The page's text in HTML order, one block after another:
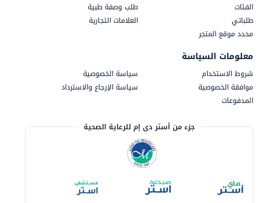
الفئات
طلب وصفة طبية
طلباتي
العلامات التجارية
محدد موقع المتجر
معلومات السياسة
شروط الاستخدام
سياسة الخصوصية
موافقة الخصوصية
سياسة الإرجاع والاسترداد
المدفوعات
جزء من أستر دي إم للرعاية الصحية